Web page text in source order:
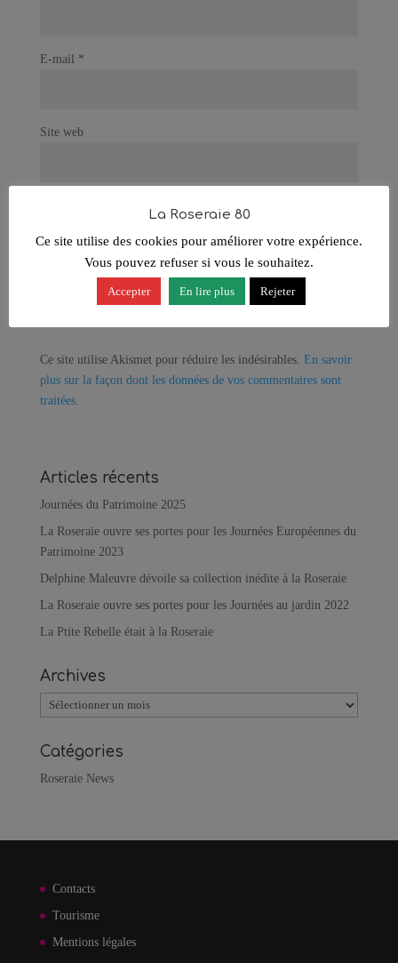
E-mail *
Site web
Ce site utilise Akismet pour réduire les indésirables. En savoir
plus sur la façon dont les données de vos commentaires sont
traitées.
Articles récents
Journées du Patrimoine 2025
La Roseraie ouvre ses portes pour les Journées Européennes du
Patrimoine 2023
Delphine Maleuvre dévoile sa collection inédite à la Roseraie
La Roseraie ouvre ses portes pour les Journées au jardin 2022
La Ptite Rebelle était à la Roseraie
Archives
Archives
Catégories
Roseraie News
Contacts
Tourisme
Mentions légales
La Roseraie 80
Ce site utilise des cookies pour améliorer votre expérience.
Vous pouvez refuser si vous le souhaitez.
Accepter En lire plus Rejeter